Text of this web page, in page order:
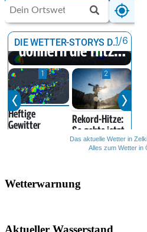
Das aktuelle Wetter in
Alles zum Wetter in
Wetterwarnung
Aktueller Wasserstand